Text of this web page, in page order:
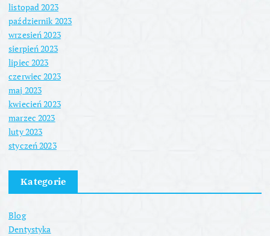
listopad 2023
październik 2023
wrzesień 2023
sierpień 2023
lipiec 2023
czerwiec 2023
maj 2023
kwiecień 2023
marzec 2023
luty 2023
styczeń 2023
Kategorie
Blog
Dentystyka